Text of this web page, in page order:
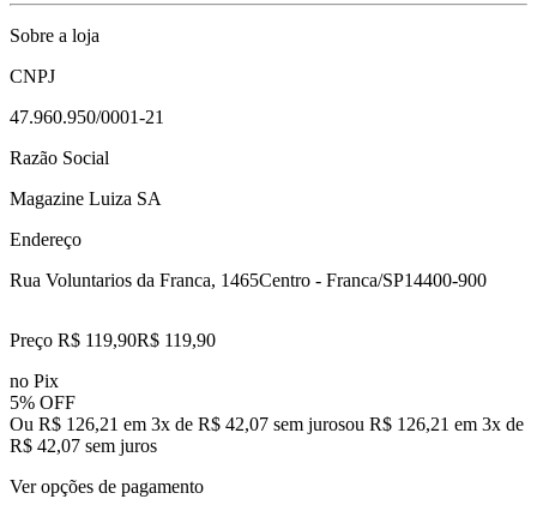
Sobre a loja
CNPJ
47.960.950/0001-21
Razão Social
Magazine Luiza SA
Endereço
Rua Voluntarios da Franca, 1465Centro - Franca/SP14400-900
Preço R$ 119,90R$ 119,90
no Pix
5% OFF
Ou R$ 126,21 em 3x de R$ 42,07 sem jurosou R$ 126,21 em 3x de
R$ 42,07 sem juros
Ver opções de pagamento